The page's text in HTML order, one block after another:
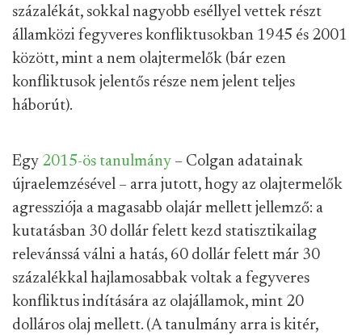
százalékát, sokkal nagyobb eséllyel vettek részt
államközi fegyveres konfliktusokban 1945 és 2001
között, mint a nem olajtermelők (bár ezen
konfliktusok jelentős része nem jelent teljes
háborút).
Egy 2015-ös tanulmány – Colgan adatainak
újraelemzésével – arra jutott, hogy az olajtermelők
agressziója a magasabb olajár mellett jellemző: a
kutatásban 30 dollár felett kezd statisztikailag
relevánssá válni a hatás, 60 dollár felett már 30
százalékkal hajlamosabbak voltak a fegyveres
konfliktus indítására az olajállamok, mint 20
dolláros olaj mellett. (A tanulmány arra is kitér,